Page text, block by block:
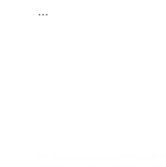
...